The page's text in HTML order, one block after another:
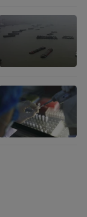
频、图片或音
用户上传并发
the videos,
and posted